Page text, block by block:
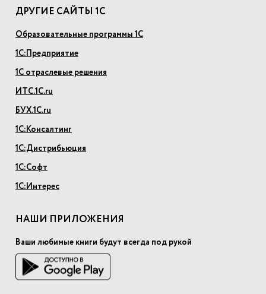
ДРУГИЕ САЙТЫ 1С
Образовательные программы 1С
1С:Предприятие
1С отраслевые решения
ИТС.1С.ru
БУХ.1С.ru
1С:Консалтинг
1С:Дистрибьюция
1С:Софт
1С:Интерес
НАШИ ПРИЛОЖЕНИЯ
Ваши любимые книги будут всегда под рукой